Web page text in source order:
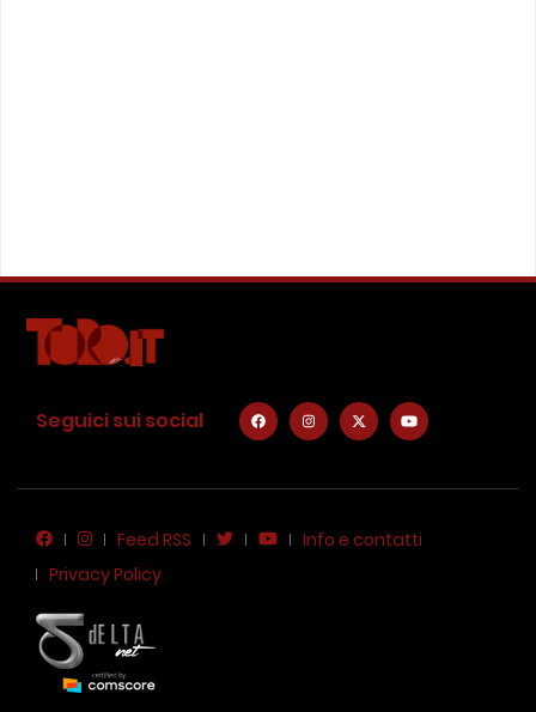
Seguici sui social
Feed RSS
Info e contatti
Privacy Policy